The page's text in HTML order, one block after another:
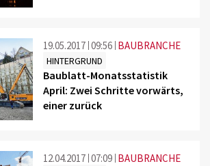
19.05.2017 09:56 BAUBRANCHE
HINTERGRUND
Baublatt-Monatsstatistik
April: Zwei Schritte vorwärts,
einer zurück
12.04.2017 07:09 BAUBRANCHE